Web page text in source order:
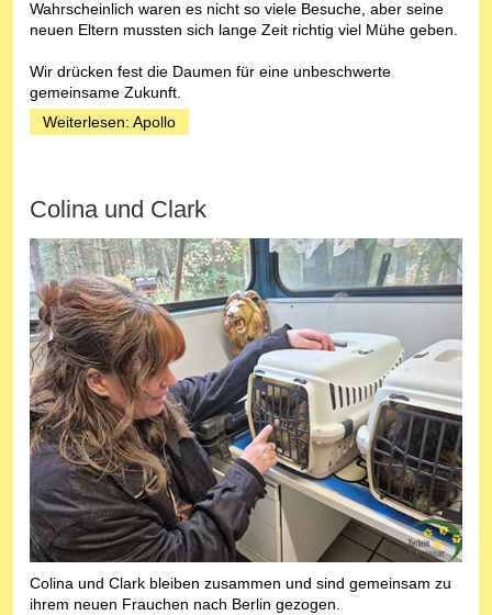
Wahrscheinlich waren es nicht so viele Besuche, aber seine
neuen Eltern mussten sich lange Zeit richtig viel Mühe geben.
Wir drücken fest die Daumen für eine unbeschwerte
gemeinsame Zukunft.
Weiterlesen: Apollo
Colina und Clark
Colina und Clark bleiben zusammen und sind gemeinsam zu
ihrem neuen Frauchen nach Berlin gezogen.